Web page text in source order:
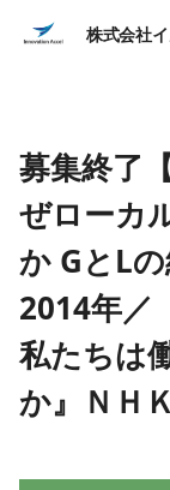
株式会社
募集終了
ぜローカ
か GとL
2014年／
私たちは
か』ＮＨ